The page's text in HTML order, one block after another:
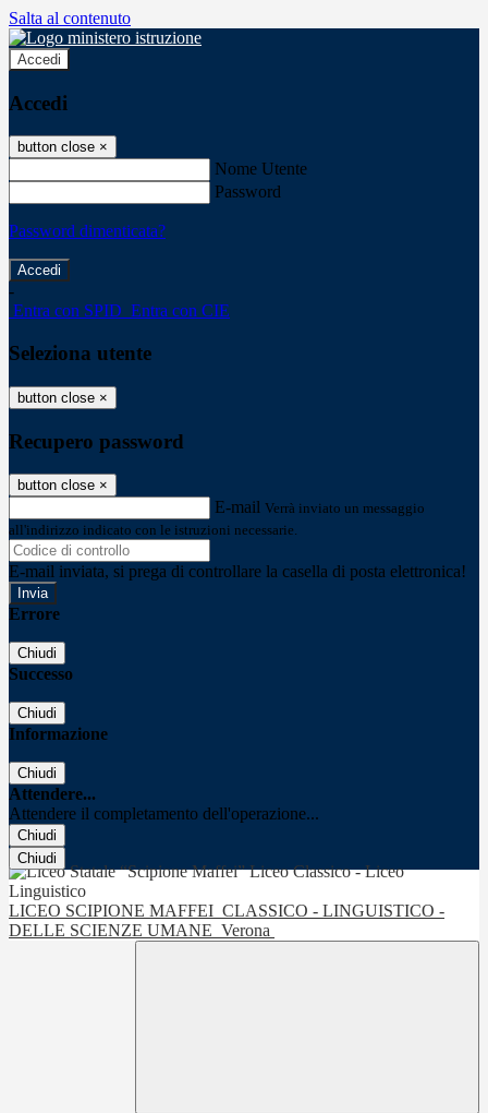
Salta al contenuto
Accedi
Accedi
button close ×
Nome Utente
Password
Password dimenticata?
-
Entra con SPID Entra con CIE
Seleziona utente
button close ×
Recupero password
button close ×
E-mail Verrà inviato un messaggio
all'indirizzo indicato con le istruzioni necessarie.
E-mail inviata, si prega di controllare la casella di posta elettronica!
Errore
Chiudi
Successo
Chiudi
Informazione
Chiudi
Attendere...
Attendere il completamento dell'operazione...
Chiudi
Chiudi
LICEO SCIPIONE MAFFEI CLASSICO - LINGUISTICO -
DELLE SCIENZE UMANE Verona